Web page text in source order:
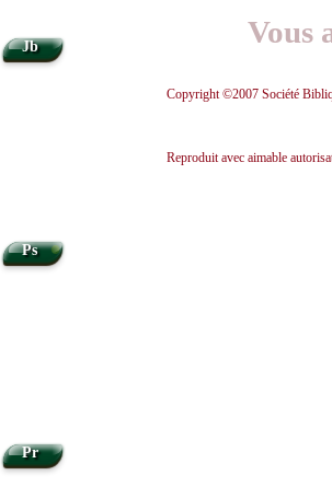
Vous
Copyright ©2007 Société
Reproduit avec aimable
Jb
Ps
Pr
•